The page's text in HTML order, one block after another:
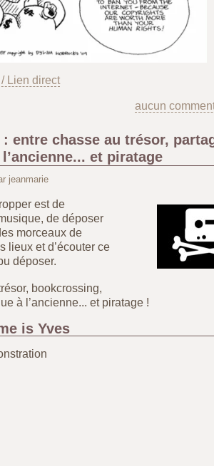
Lien direct
aucun
entre chasse au trésor,
et piratage
jeanmarie
est de
de déposer
morceaux de
lieux et d’écouter ce
déposer.
bookcrossing,
à l’ancienne... et piratage !
is Yves